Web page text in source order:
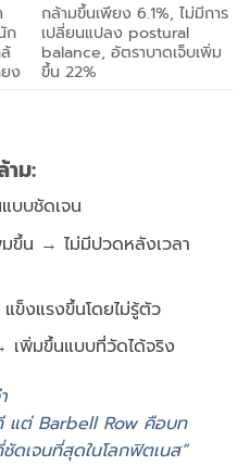
ก
ยง
กล้ามขึ้นเพียง 6.1%, ไม่มีการ
เปลี่ยนแปลง postural
balance, อัตราบาดเจ็บเพิ่ม
ขึ้น 22%
ม:
บชัดเจน
ขึ้น → ไม่มีปวดหลังเวลา
ข็งแรงขึ้นโดยไม่รู้ตัว
เพิ่มขึ้นแบบที่วัดได้จริง
แต่ Barbell Row คือบท
ดเจนที่สุดในโลกฟิตเนส”